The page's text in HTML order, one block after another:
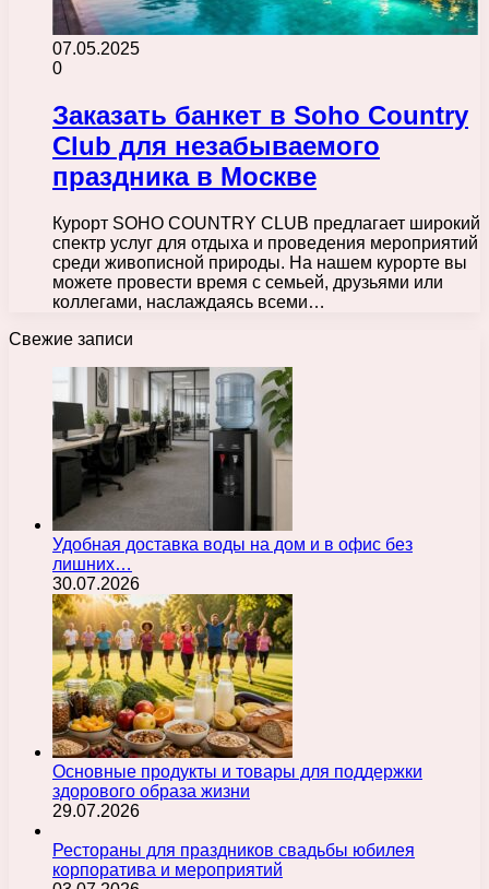
07.05.2025
0
Заказать банкет в Soho Country
Club для незабываемого
праздника в Москве
Курорт SOHO COUNTRY CLUB предлагает широкий
спектр услуг для отдыха и проведения мероприятий
среди живописной природы. На нашем курорте вы
можете провести время с семьей, друзьями или
коллегами, наслаждаясь всеми…
Свежие записи
Удобная доставка воды на дом и в офис без
лишних…
30.07.2026
Основные продукты и товары для поддержки
здорового образа жизни
29.07.2026
Рестораны для праздников свадьбы юбилея
корпоратива и мероприятий